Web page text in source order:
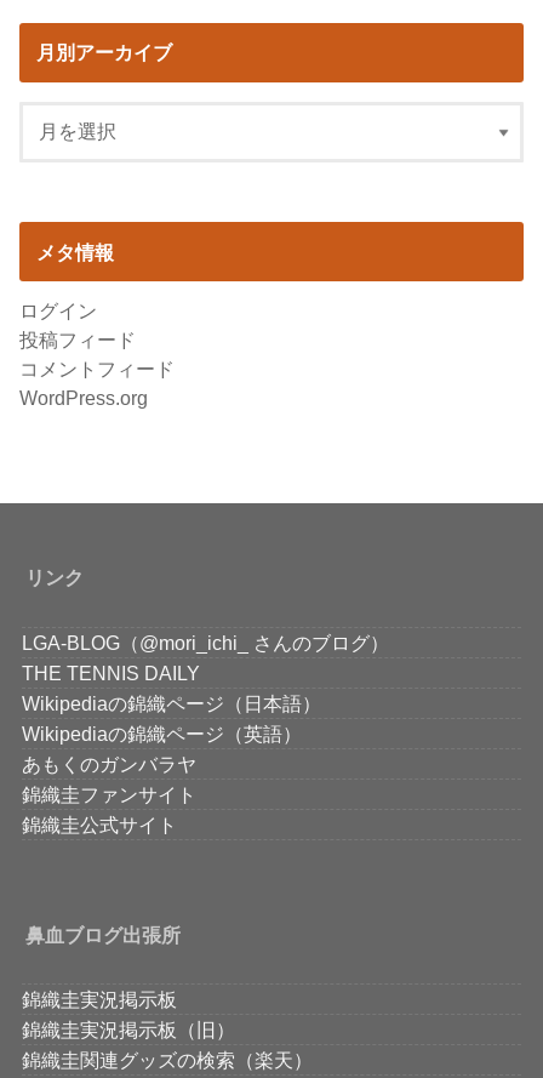
月別アーカイブ
メタ情報
ログイン
投稿フィード
コメントフィード
WordPress.org
リンク
LGA-BLOG（@mori_ichi_ さんのブログ）
THE TENNIS DAILY
Wikipediaの錦織ページ（日本語）
Wikipediaの錦織ページ（英語）
あもくのガンバラヤ
錦織圭ファンサイト
錦織圭公式サイト
鼻血ブログ出張所
錦織圭実況掲示板
錦織圭実況掲示板（旧）
錦織圭関連グッズの検索（楽天）